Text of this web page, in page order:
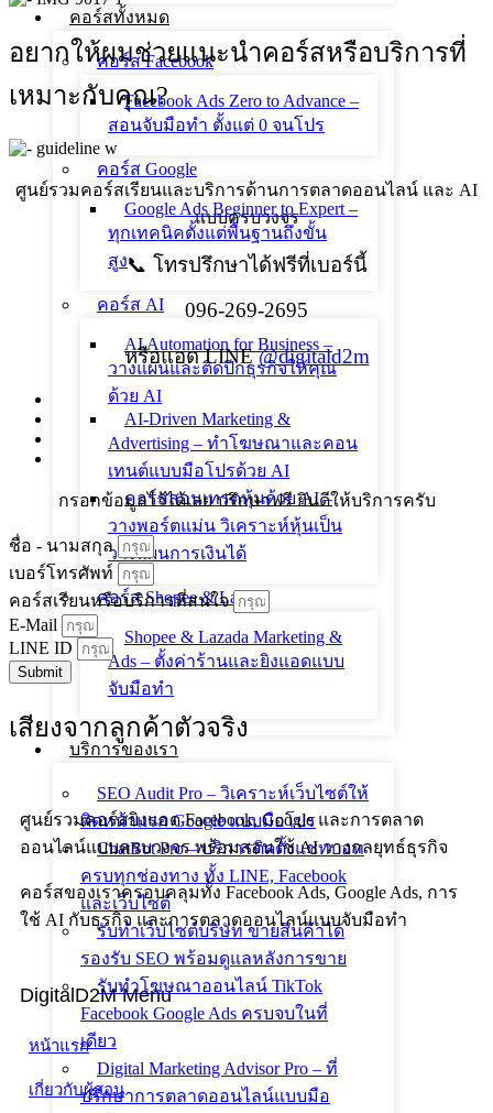
คอร์สทั้งหมด
คอร์ส Facebook
Facebook Ads Zero to Advance –
สอนจับมือทำ ตั้งแต่ 0 จนโปร
คอร์ส Google
Google Ads Beginner to Expert –
ทุกเทคนิคตั้งแต่พื้นฐานถึงขั้น
สูง
คอร์ส AI
AI Automation for Business –
วางแผนและติดปีกธุรกิจให้คุณ
ด้วย AI
AI-Driven Marketing &
Advertising – ทำโฆษณาและคอน
เทนต์แบบมือโปรด้วย AI
คอร์สสอนเทรดหุ้นด้วย AI –
วางพอร์ตแม่น วิเคราะห์หุ้นเป็น
วางแผนการเงินได้
คอร์ส Shopee & Lazada
Shopee & Lazada Marketing &
Ads – ตั้งค่าร้านและยิงแอดแบบ
จับมือทำ
บริการของเรา
SEO Audit Pro – วิเคราะห์เว็บไซต์ให้
ติดหน้าแรก Google แบบมือโปร
ChatBot Pro – บริการติดตั้งแชทบอท
ครบทุกช่องทาง ทั้ง LINE, Facebook
และเว็บไซต์
รับทำเว็บไซต์บริษัท ขายสินค้าได้
รองรับ SEO พร้อมดูแลหลังการขาย
รับทำโฆษณาออนไลน์ TikTok
Facebook Google Ads ครบจบในที่
เดียว
Digital Marketing Advisor Pro – ที่
ปรึกษาการตลาดออนไลน์แบบมือ
อยากให้ผมช่วยแนะนำคอร์สหรือบริการที่
เหมาะกับคุณ?
ศูนย์รวมคอร์สเรียนและบริการด้านการตลาดออนไลน์ และ AI
แบบครบวงจร
📞 โทรปรึกษาได้ฟรีที่เบอร์นี้
096-269-2695
หรือแอด LINE@digitald2m
กรอกข้อมูลไว้ได้เลย ปรึกษาฟรี ยินดีให้บริการครับ
ชื่อ - นามสกุล
เบอร์โทรศัพท์
คอร์สเรียนหรือบริการที่สนใจ
E-Mail
LINE ID
Submit
เสียงจากลูกค้าตัวจริง
ศูนย์รวมคอร์สยิงแอด Facebook, Google และการตลาด
ออนไลน์แบบครบวงจร พร้อมสอนใช้ AI วางกลยุทธ์ธุรกิจ
คอร์สของเราครอบคลุมทั้ง Facebook Ads, Google Ads, การ
ใช้ AI กับธุรกิจ และการตลาดออนไลน์แบบจับมือทำ
DigitalD2M Menu
หน้าแรก
เกี่ยวกับผู้สอน